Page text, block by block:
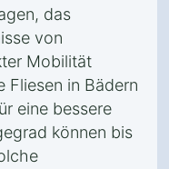
das
von
Mobilität
Fliesen in Bädern
eine bessere
können bis